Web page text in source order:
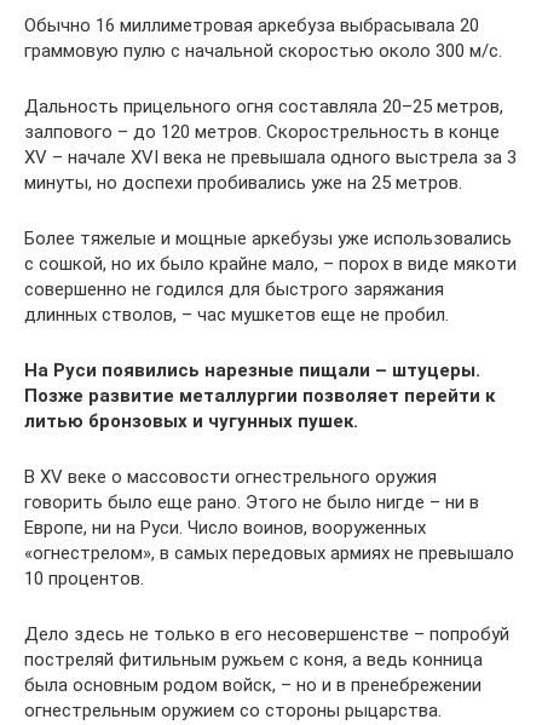
Обычно 16 миллиметровая аркебуза выбрасывала 20
граммовую пулю с начальной скоростью около 300 м/с.
Дальность прицельного огня составляла 20–25 метров,
залпового – до 120 метров. Скорострельность в конце
XV – начале XVI века не превышала одного выстрела за 3
минуты, но доспехи пробивались уже на 25 метров.
Более тяжелые и мощные аркебузы уже использовались
с сошкой, но их было крайне мало, – порох в виде мякоти
совершенно не годился для быстрого заряжания
длинных стволов, – час мушкетов еще не пробил.
На Руси появились нарезные пищали – штуцеры.
Позже развитие металлургии позволяет перейти к
литью бронзовых и чугунных пушек.
В XV веке о массовости огнестрельного оружия
говорить было еще рано. Этого не было нигде – ни в
Европе, ни на Руси. Число воинов, вооруженных
«огнестрелом», в самых передовых армиях не превышало
10 процентов.
Дело здесь не только в его несовершенстве – попробуй
постреляй фитильным ружьем с коня, а ведь конница
была основным родом войск, – но и в пренебрежении
огнестрельным оружием со стороны рыцарства.